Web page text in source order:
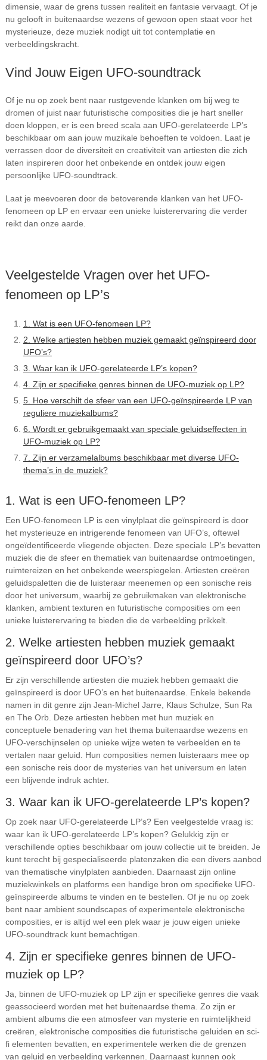
dimensie, waar de grens tussen realiteit en fantasie vervaagt. Of je
nu gelooft in buitenaardse wezens of gewoon open staat voor het
mysterieuze, deze muziek nodigt uit tot contemplatie en
verbeeldingskracht.
Vind Jouw Eigen UFO-soundtrack
Of je nu op zoek bent naar rustgevende klanken om bij weg te
dromen of juist naar futuristische composities die je hart sneller
doen kloppen, er is een breed scala aan UFO-gerelateerde LP’s
beschikbaar om aan jouw muzikale behoeften te voldoen. Laat je
verrassen door de diversiteit en creativiteit van artiesten die zich
laten inspireren door het onbekende en ontdek jouw eigen
persoonlijke UFO-soundtrack.
Laat je meevoeren door de betoverende klanken van het UFO-
fenomeen op LP en ervaar een unieke luisterervaring die verder
reikt dan onze aarde.
Veelgestelde Vragen over het UFO-
fenomeen op LP’s
1. Wat is een UFO-fenomeen LP?
2. Welke artiesten hebben muziek gemaakt geïnspireerd door
UFO’s?
3. Waar kan ik UFO-gerelateerde LP’s kopen?
4. Zijn er specifieke genres binnen de UFO-muziek op LP?
5. Hoe verschilt de sfeer van een UFO-geïnspireerde LP van
reguliere muziekalbums?
6. Wordt er gebruikgemaakt van speciale geluidseffecten in
UFO-muziek op LP?
7. Zijn er verzamelalbums beschikbaar met diverse UFO-
thema’s in de muziek?
1. Wat is een UFO-fenomeen LP?
Een UFO-fenomeen LP is een vinylplaat die geïnspireerd is door
het mysterieuze en intrigerende fenomeen van UFO’s, oftewel
ongeïdentificeerde vliegende objecten. Deze speciale LP’s bevatten
muziek die de sfeer en thematiek van buitenaardse ontmoetingen,
ruimtereizen en het onbekende weerspiegelen. Artiesten creëren
geluidspaletten die de luisteraar meenemen op een sonische reis
door het universum, waarbij ze gebruikmaken van elektronische
klanken, ambient texturen en futuristische composities om een
unieke luisterervaring te bieden die de verbeelding prikkelt.
2. Welke artiesten hebben muziek gemaakt
geïnspireerd door UFO’s?
Er zijn verschillende artiesten die muziek hebben gemaakt die
geïnspireerd is door UFO’s en het buitenaardse. Enkele bekende
namen in dit genre zijn Jean-Michel Jarre, Klaus Schulze, Sun Ra
en The Orb. Deze artiesten hebben met hun muziek en
conceptuele benadering van het thema buitenaardse wezens en
UFO-verschijnselen op unieke wijze weten te verbeelden en te
vertalen naar geluid. Hun composities nemen luisteraars mee op
een sonische reis door de mysteries van het universum en laten
een blijvende indruk achter.
3. Waar kan ik UFO-gerelateerde LP’s kopen?
Op zoek naar UFO-gerelateerde LP’s? Een veelgestelde vraag is:
waar kan ik UFO-gerelateerde LP’s kopen? Gelukkig zijn er
verschillende opties beschikbaar om jouw collectie uit te breiden. Je
kunt terecht bij gespecialiseerde platenzaken die een divers aanbod
van thematische vinylplaten aanbieden. Daarnaast zijn online
muziekwinkels en platforms een handige bron om specifieke UFO-
geïnspireerde albums te vinden en te bestellen. Of je nu op zoek
bent naar ambient soundscapes of experimentele elektronische
composities, er is altijd wel een plek waar je jouw eigen unieke
UFO-soundtrack kunt bemachtigen.
4. Zijn er specifieke genres binnen de UFO-
muziek op LP?
Ja, binnen de UFO-muziek op LP zijn er specifieke genres die vaak
geassocieerd worden met het buitenaardse thema. Zo zijn er
ambient albums die een atmosfeer van mysterie en ruimtelijkheid
creëren, elektronische composities die futuristische geluiden en sci-
fi elementen bevatten, en experimentele werken die de grenzen
van geluid en verbeelding verkennen. Daarnaast kunnen ook